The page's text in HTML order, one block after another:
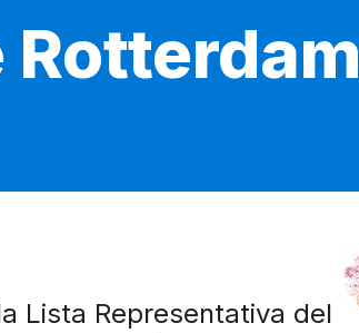
Lista Representativa del